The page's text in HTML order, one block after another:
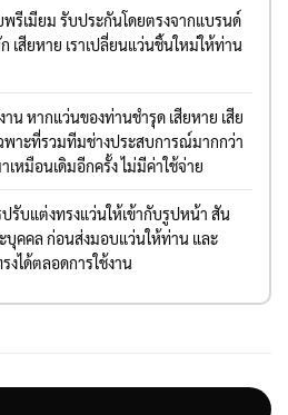
รีเมียม รับประกันโดยตรงจากแบรนด์
สียหาย เราเปลี่ยนแว่นชิ้นใหม่ให้ท่าน
น หากแว่นของท่านชำรุด เสียหาย เสีย
พาะที่รวมทีมช่างประสบการณ์มากกว่า
หมือนเดิมอีกครั้ง ไม่มีค่าใช้จ่าย
ปรับแต่งทรงแว่นให้เข้ากับรูปหน้า สัน
บุคคล ก่อนส่งมอบแว่นให้ท่าน และ
ได้ตลอดการใช้งาน